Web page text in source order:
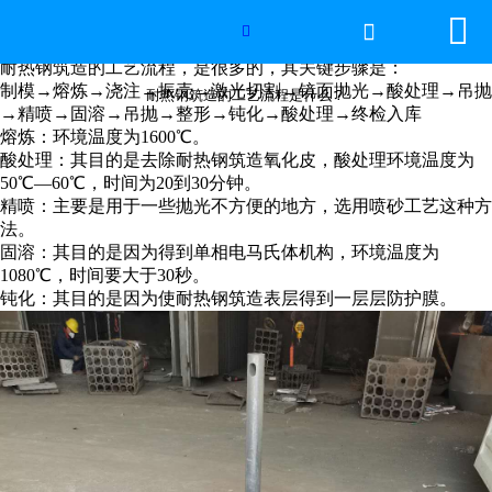
网站首页
2026年国际足联世界杯
服务优势
新闻资讯
工程案例
厂容厂景
荣誉资质

耐热钢筑造的工艺流程是什么？
 
耐热钢筑造的工艺流程是什么？
耐热钢筑造的工艺流程，是很多的，其关键步骤是：
制模→熔炼→浇注→振壳→激光切割→镜面抛光→酸处理→吊抛
→精喷→固溶→吊抛→整形→钝化→酸处理→终检入库
熔炼：环境温度为1600℃。
酸处理：其目的是去除耐热钢筑造氧化皮，酸处理环境温度为
50℃—60℃，时间为20到30分钟。
精喷：主要是用于一些抛光不方便的地方，选用喷砂工艺这种方
法。
固溶：其目的是因为得到单相电马氏体机构，环境温度为
1080℃，时间要大于30秒。
钝化：其目的是因为使耐热钢筑造表层得到一层层防护膜。